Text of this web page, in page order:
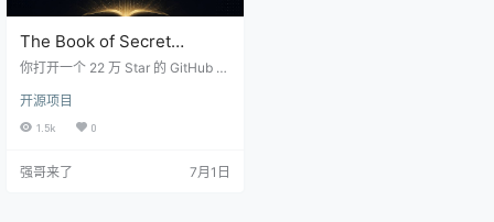
The Book of Secret
Knowledge：22 万 Star 的
的那种”书”
你打开一个 22 万 Star 的 GitHub 仓
都没有。不是藏起来了，是真的没
有。整件事的本质是一个被折叠了
凭什么拿到 GitHub 全站 Top 100
开源项目
1.5k 0
强哥来了 7月1日